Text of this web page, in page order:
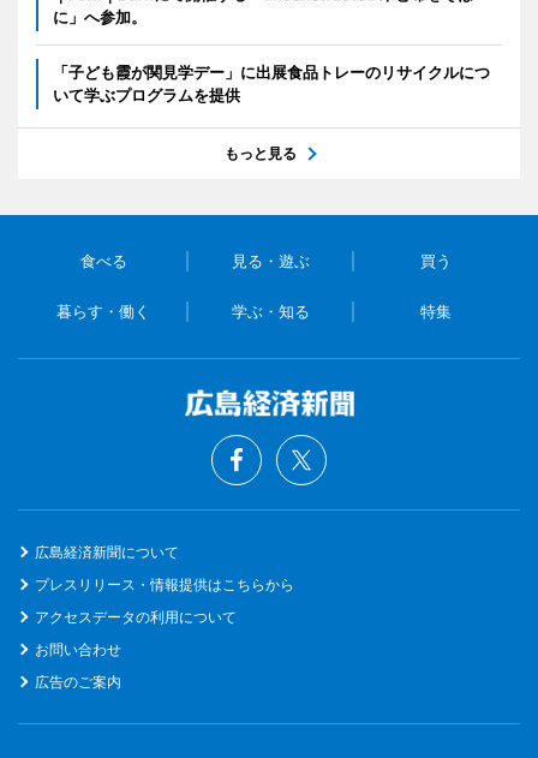
に」へ参加。
「子ども霞が関見学デー」に出展食品トレーのリサイクルにつ
いて学ぶプログラムを提供
もっと見る
食べる 見る・遊ぶ 買う
暮らす・働く 学ぶ・知る 特集
広島経済新聞について
プレスリリース・情報提供はこちらから
アクセスデータの利用について
お問い合わせ
広告のご案内